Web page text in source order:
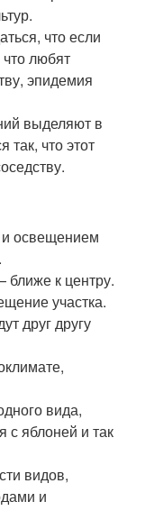
что если
любят
эпидемия
выделяют в
так, что этот
и освещением
к центру.
участка.
друг другу
вида,
яблоней и так
видов,
и